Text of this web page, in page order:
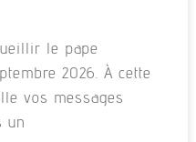
le pape
2026. À cette
vos messages
un